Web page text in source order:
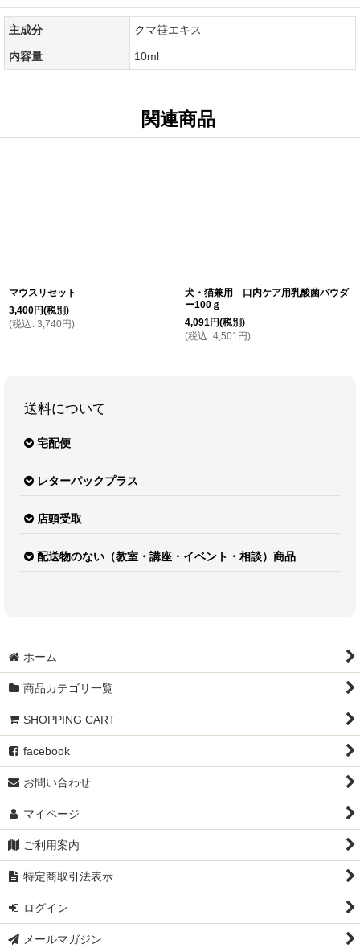
主成分 クマ笹エキス
内容量 10ml
関連商品
マウスリセット
3,400円(税別)
(税込 : 3,740円)
犬・猫兼用 口内ケア用乳酸菌パウダ
ー100ｇ
4,091円(税別)
(税込 : 4,501 円)
送料について
宅配便
レターパックプラス
店頭受取
配送物のない（教室・講座・イベント・相談）商品
ホーム
商品カテゴリ一覧
SHOPPING CART
facebook
お問い合わせ
マイページ
ご利用案内
特定商取引法表示
ログイン
メールマガジン